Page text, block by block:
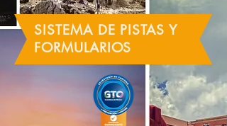
SISTEMA DE PISTAS Y
FORMULARIOS